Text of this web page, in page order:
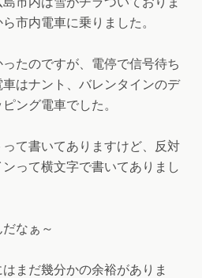
市内電車に乗りました。
たのですが、電停で信号待ち
はナント、バレンタインのデ
ング電車でした。
て書いてありますけど、反対
って横文字で書いてありまし
なぁ～
まだ幾分かの余裕がありま